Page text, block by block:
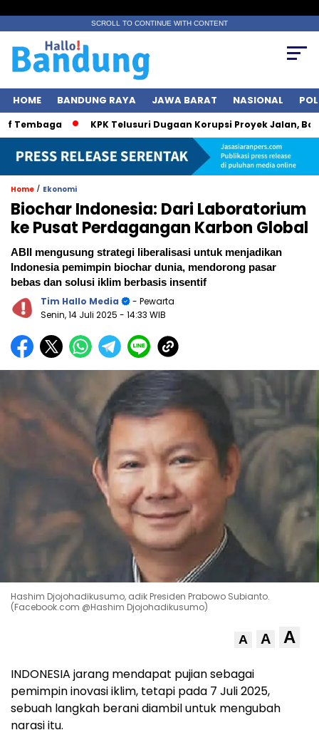
SCROLL TO CONTINUE WITH CONTENT
HOME BANDUNG RAYA JAWA BARAT NASIONAL
KPK Telusuri Dugaan Korupsi Proyek Jalan, Bobby
Home / Ekonomi
Biochar Indonesia: Dari Laboratorium
ke Pusat Perdagangan Karbon Global
ABII mengusung strategi liberalisasi untuk menjadikan
Indonesia pemimpin biochar dunia, mendorong pasar
bebas dan solusi iklim berbasis insentif
Tim Hallo Media
- Pewarta
Senin, 14 Juli 2025 - 14:33 WIB
Hashim Djojohadikusumo, adik Presiden Prabowo Subianto.
(Facebook.com @Hashim Djojohadikusumo)
A A A
INDONESIA jarang mendapat pujian sebagai
pemimpin inovasi iklim, tetapi pada 7 Juli 2025,
sebuah langkah berani diambil untuk mengubah
narasi itu.